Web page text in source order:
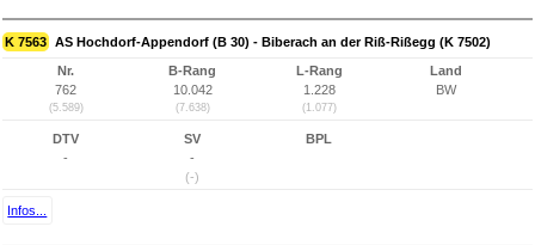
K 7563 AS Hochdorf-Appendorf (B 30) - Biberach an der Riß-Rißegg (K 7502)
Nr.
762
(5.589)
B-Rang
10.042
(7.638)
L-Rang
1.228
(1.077)
Land
BW
DTV
-
SV
-
(-)
BPL
Infos...